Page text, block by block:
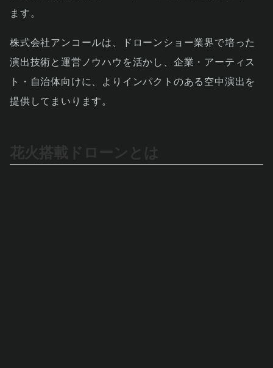
ます。
株式会社アンコールは、ドローンショー業界で培った
演出技術と運営ノウハウを活かし、企業・アーティス
ト・自治体向けに、よりインパクトのある空中演出を
提供してまいります。
花火搭載ドローンとは